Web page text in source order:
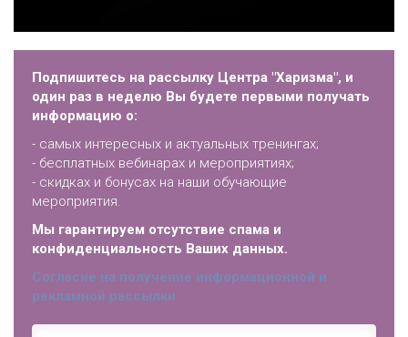
Подпишитесь на рассылку Центра "Харизма", и
один раз в неделю Вы будете первыми получать
информацию о:
- самых интересных и актуальных тренингах;
- бесплатных вебинарах и мероприятиях;
- скидках и бонусах на наши обучающие
мероприятия.
Мы гарантируем отсутствие спама и
конфиденциальность Ваших данных.
Согласие на получение информационной и
рекламной рассылки